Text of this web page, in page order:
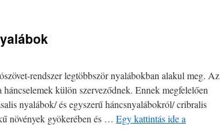
rendszer legtöbbször nyalábokban alakul meg. Az
külön szerveződnek. Ennek megfelelően
nyalábok/ és egyszerű háncsnyalábokról/ cribralis
növények gyökerében és … Egy kattintás ide a